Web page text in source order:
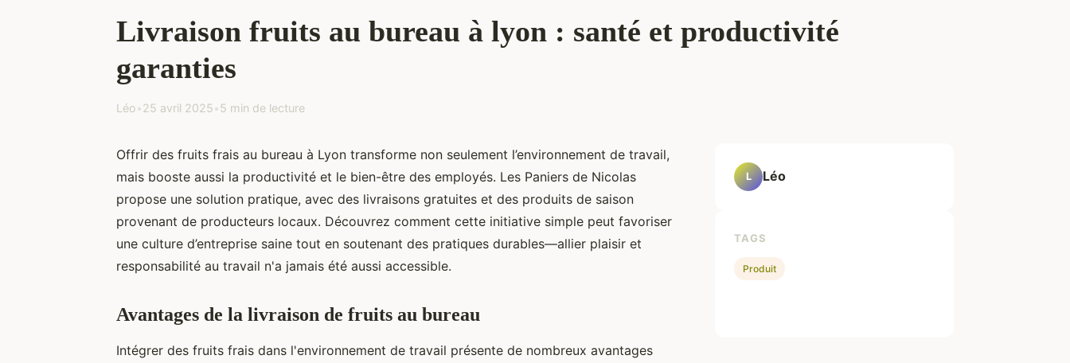
Livraison fruits au bureau à lyon : santé et productivité
garanties
Léo•25 avril 2025•5 min de lecture
Offrir des fruits frais au bureau à Lyon transforme non seulement l’environnement de travail,
mais booste aussi la productivité et le bien-être des employés. Les Paniers de Nicolas
propose une solution pratique, avec des livraisons gratuites et des produits de saison
provenant de producteurs locaux. Découvrez comment cette initiative simple peut favoriser
une culture d’entreprise saine tout en soutenant des pratiques durables—allier plaisir et
responsabilité au travail n'a jamais été aussi accessible.
Avantages de la livraison de fruits au bureau
Intégrer des fruits frais dans l'environnement de travail présente de nombreux avantages
L Léo
TAGS
Produit